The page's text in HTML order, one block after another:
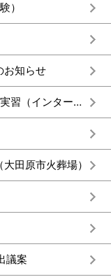
）
お知らせ
【募集終了】令和8年度大田原市就業体験実習（インターンシップ）
田原市火葬場）
議案